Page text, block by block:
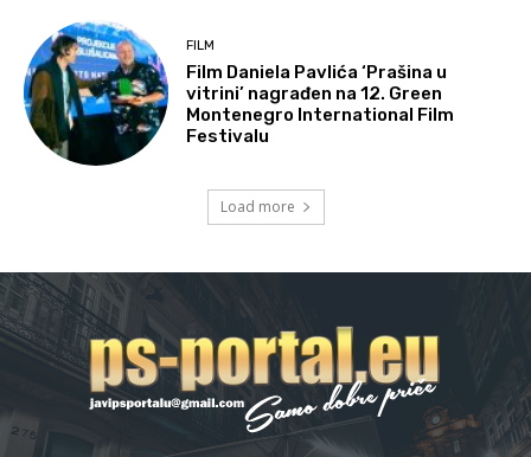
FILM
Film Daniela Pavlića ‘Prašina u
vitrini’ nagrađen na 12. Green
Montenegro International Film
Festivalu
Load more